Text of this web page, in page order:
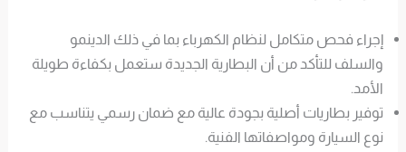
إجراء فحص متكامل لنظام الكهرباء بما في ذلك الدينمو
والسلف للتأكد من أن البطارية الجديدة ستعمل بكفاءة طويلة
الأمد.
توفير بطاريات أصلية بجودة عالية مع ضمان رسمي يتناسب مع
نوع السيارة ومواصفاتها الفنية.